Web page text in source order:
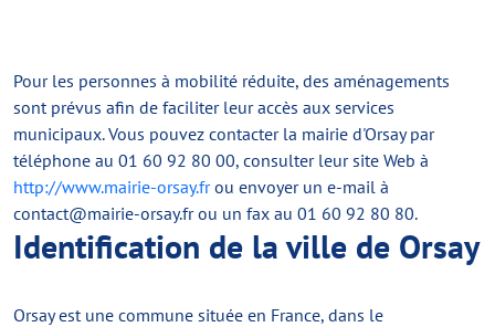
Pour les personnes à mobilité réduite, des aménagements
sont prévus afin de faciliter leur accès aux services
municipaux. Vous pouvez contacter la mairie d'Orsay par
téléphone au 01 60 92 80 00, consulter leur site Web à
http://www.mairie-orsay.frou envoyer un e-mail à
contact@mairie-orsay.frou un fax au 01 60 92 80 80.
Identification de la ville de Orsay
Orsay est une commune située en France, dans le